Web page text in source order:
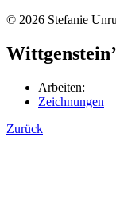
© 2026 Stefanie
Arbeiten:
Zeichnungen
Zurück